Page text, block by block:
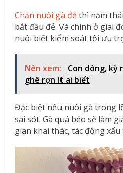
Chăn nuôi gà đẻthì năm
bắt đầu đẻ. Và chính ở giai
nuôi biết kiểm soát tối ưu
Nên xem:
Con dông, kỳ
ghê rợn ít ai biết
Đặc biệt nếu nuôi gà trong
sai sót. Gà quá béo sẽ làm
gian khai thác, tác động